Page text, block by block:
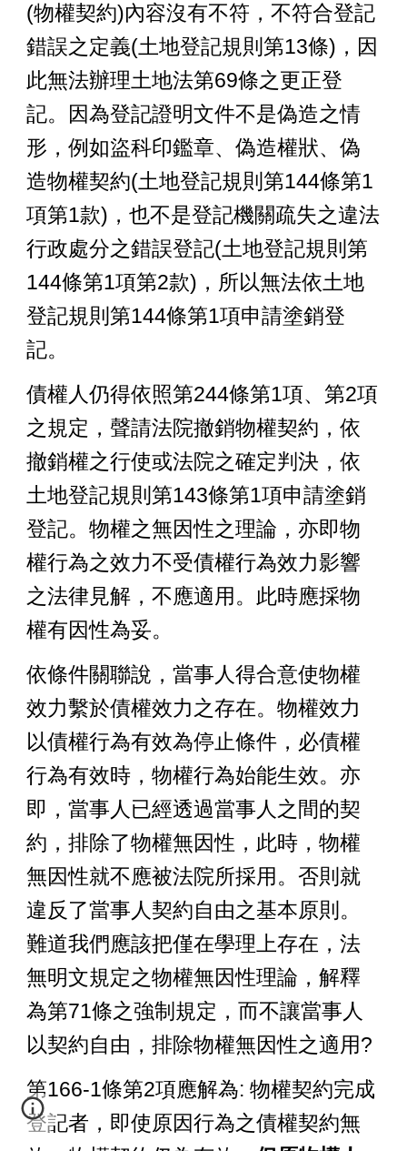
(物權契約)內容沒有不符，不符合登記
錯誤之定義(土地登記規則第13條)，因
此無法辦理土地法第69條之更正登
記。 因為登記證明文件不是偽造之情
形，例如盜科印鑑章、偽造權狀、偽
造物權契約(土地登記規則第144條第1
項第1款)，也不是登記機關疏失之違法
行政處分之錯誤登記(土地登記規則第
144條第1項第2款) ，所以無法依土地
登記規則第144條第1項申請塗銷登
記。
債權人仍得依照第244條第1項、第2項
之規定，聲請法院撤銷物權契約，依
撤銷權之行使或法院之確定判決，依
土地登記規則第143條第1項申請塗銷
登記。物權之無因性之理論，亦即物
權行為之效力不受債權行為效力影響
之法律見解，不應適用。此時應採物
權有因性為妥。
依條件關聯說，當事人得合意使物權
效力繫於債權效力之存在。物權效力
以債權行為有效為停止條件，必債權
行為有效時，物權行為始能生效。亦
即，當事人已經透過當事人之間的契
約，排除了物權無因性，此時，物權
無因性就不應被法院所採用。否則就
違反了當事人契約自由之基本原則。
難道我們應該把僅在學理上存在，法
無明文規定之物權無因性理論，解釋
為第71條之強制規定，而不讓當事人
以契約自由，排除物權無因性之適用?
第166-1條第2項應解為: 物權契約完成
登記者，即使原因行為之債權契約無